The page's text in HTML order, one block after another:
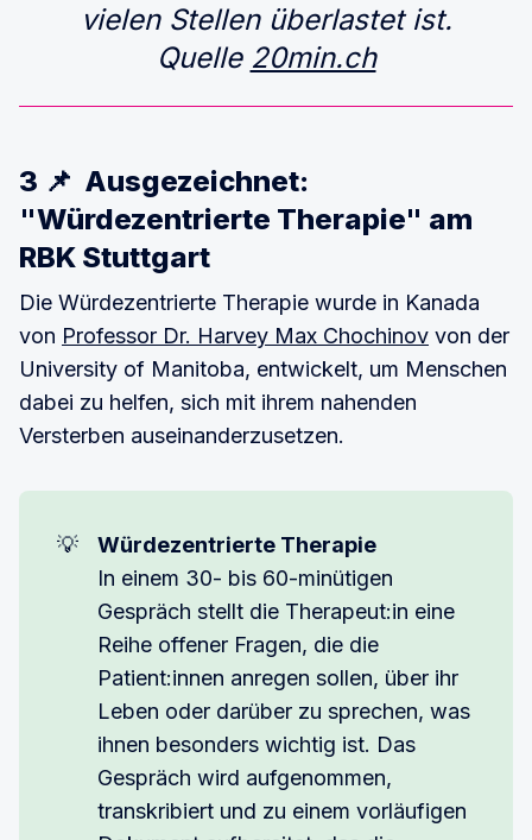
vielen Stellen überlastet ist.
Quelle 20min.ch
3 📌 Ausgezeichnet:
"Würdezentrierte Therapie" am
RBK Stuttgart
Die Würdezentrierte Therapie wurde in Kanada
von Professor Dr. Harvey Max Chochinov von der
University of Manitoba, entwickelt, um Menschen
dabei zu helfen, sich mit ihrem nahenden
Versterben auseinanderzusetzen.
💡
Würdezentrierte Therapie
In einem 30- bis 60-minütigen
Gespräch stellt die Therapeut:in eine
Reihe offener Fragen, die die
Patient:innen anregen sollen, über ihr
Leben oder darüber zu sprechen, was
ihnen besonders wichtig ist. Das
Gespräch wird aufgenommen,
transkribiert und zu einem vorläufigen